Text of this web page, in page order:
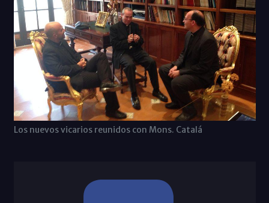
Los nuevos vicarios reunidos con Mons. Catalá